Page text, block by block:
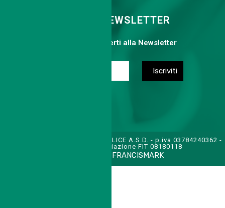
ISCRIVITI ALLA NEWSLETTER
Compila il form per iscriverti alla Newsletter
TENNIS CLUB SAN FELICE A.S.D. - p.iva 03784240362 -
cod. affiliazione FIT 08180118
FRANCISMARK